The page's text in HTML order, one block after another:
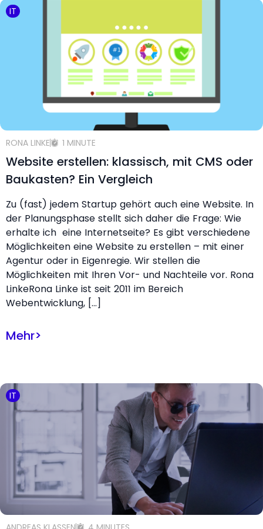
IT
RONA LINKE 1 MINUTE
Website erstellen: klassisch, mit CMS oder
Baukasten? Ein Vergleich
Zu (fast) jedem Startup gehört auch eine Website. In
der Planungsphase stellt sich daher die Frage: Wie
erhalte ich eine Internetseite? Es gibt verschiedene
Möglichkeiten eine Website zu erstellen – mit einer
Agentur oder in Eigenregie. Wir stellen die
Möglichkeiten mit Ihren Vor- und Nachteile vor. Rona
LinkeRona Linke ist seit 2011 im Bereich
Webentwicklung, […]
Mehr>
IT